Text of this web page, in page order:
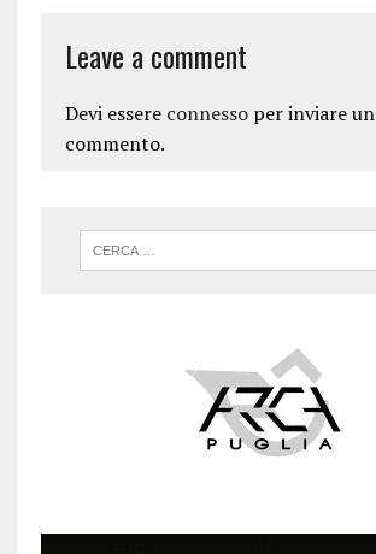
Leave a comment
Devi essere connessoper inviare un
commento.